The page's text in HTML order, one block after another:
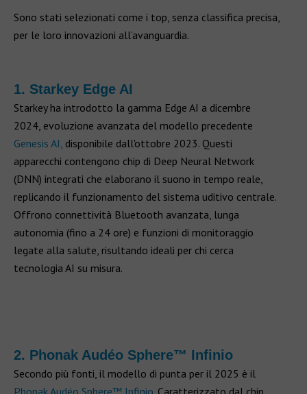
Sono stati selezionati come i top, senza classifica precisa,
per le loro innovazioni all’avanguardia.
1. Starkey Edge AI
Starkey ha introdotto la gamma Edge AI a dicembre
2024, evoluzione avanzata del modello precedente
Genesis AI, disponibile dall'ottobre 2023. Questi
apparecchi contengono chip di Deep Neural Network
(DNN) integrati che elaborano il suono in tempo reale,
replicando il funzionamento del sistema uditivo centrale.
Offrono connettività Bluetooth avanzata, lunga
autonomia (fino a 24 ore) e funzioni di monitoraggio
legate alla salute, risultando ideali per chi cerca
tecnologia AI su misura.
2. Phonak Audéo Sphere™ Infinio
Secondo più fonti, il modello di punta per il 2025 è il
Phonak Audéo Sphere™ Infinio. Caratterizzato dal chip